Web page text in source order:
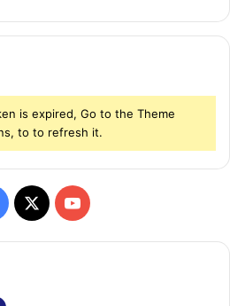
is expired, Go to the Theme
to to refresh it.
F
a
X
Y
o